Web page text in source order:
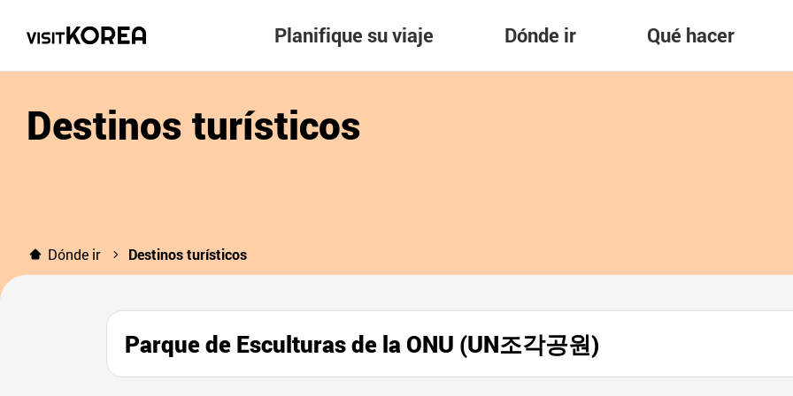
Planifique su viaje Dónde ir Qué hacer
Destinos turísticos
Dónde ir Destinos turísticos
Parque de Esculturas de la ONU (UN조각공원)